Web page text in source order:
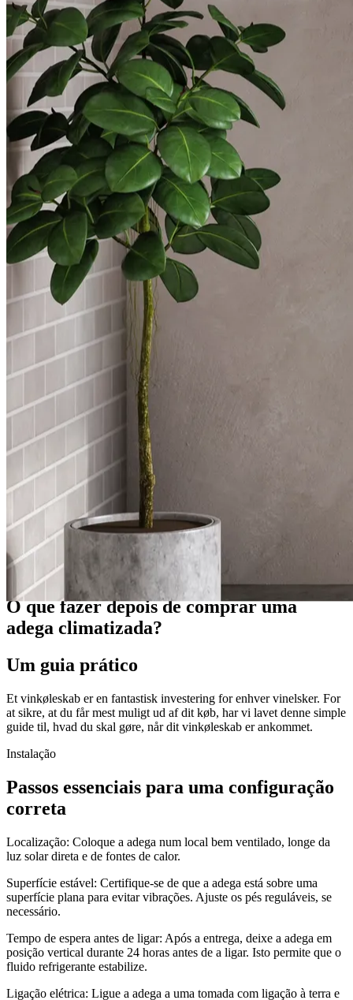
Guias
O que fazer depois de comprar uma
adega climatizada?
Um guia prático
Et vinkøleskab er en fantastisk investering for enhver vinelsker. For
at sikre, at du får mest muligt ud af dit køb, har vi lavet denne simple
guide til, hvad du skal gøre, når dit vinkøleskab er ankommet.
Instalação
Passos essenciais para uma configuração
correta
Localização: Coloque a adega num local bem ventilado, longe da
luz solar direta e de fontes de calor.
Superfície estável: Certifique-se de que a adega está sobre uma
superfície plana para evitar vibrações. Ajuste os pés reguláveis, se
necessário.
Tempo de espera antes de ligar: Após a entrega, deixe a adega em
posição vertical durante 24 horas antes de a ligar. Isto permite que o
fluido refrigerante estabilize.
Ligação elétrica: Ligue a adega a uma tomada com ligação à terra e